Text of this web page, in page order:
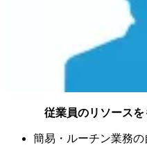
従業員のリソース
簡易・ルーチン業務の